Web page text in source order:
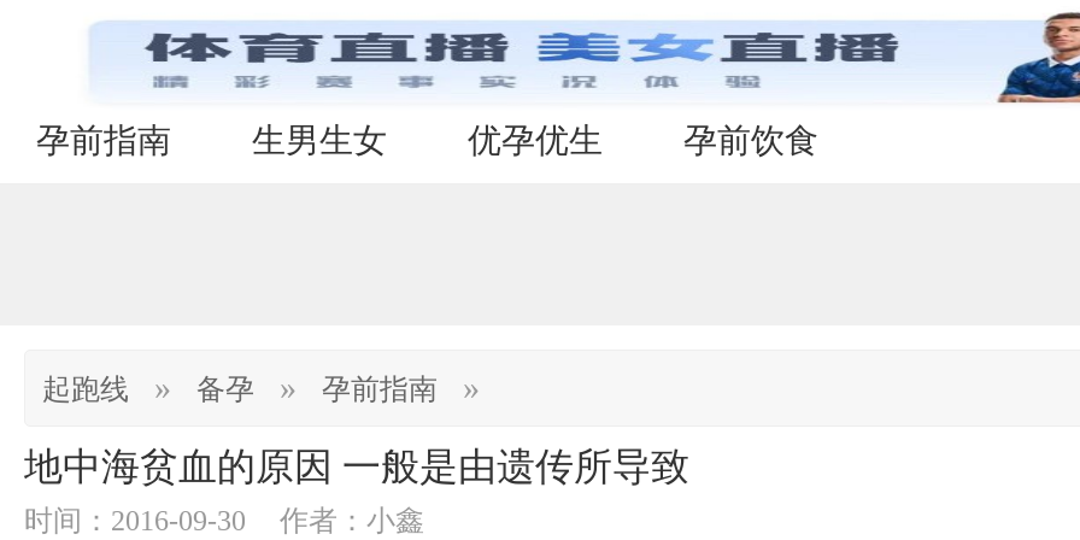
孕前指南 生男生女 优孕优生 孕前饮食
起跑线 » 备孕 » 孕前指南 »
地中海贫血的原因 一般是由遗传所导致
时间：2016-09-30 作者：小鑫